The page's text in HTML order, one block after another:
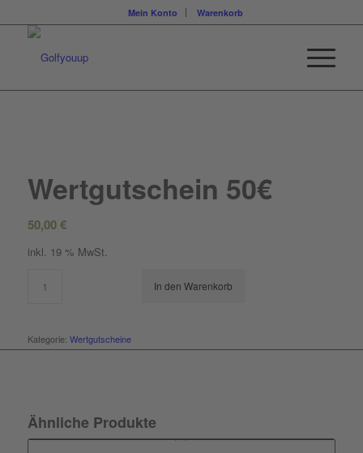
Mein Konto Warenkorb
Wertgutschein 50€
50,00€
inkl. 19 % MwSt.
In den Warenkorb
Kategorie: Wertgutscheine
Ähnliche Produkte